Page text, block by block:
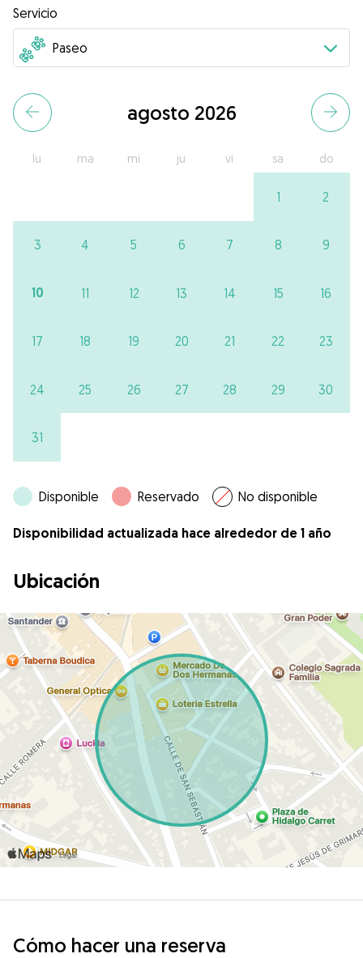
Servicio
agosto 2026
lu ma mi ju vi sa do
1 2
3 4 5 6 7 8 9
10 11 12 13 14 15 16
17 18 19 20 21 22 23
24 25 26 27 28 29 30
31
Disponible Reservado No disponible
Disponibilidad actualizada hace alrededor de 1 año
Ubicación
Cómo hacer una reserva